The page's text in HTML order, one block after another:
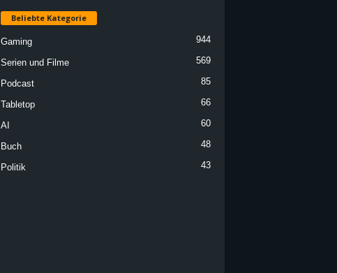
Beliebte Kategorie
Gaming 944
Serien und Filme 569
Podcast 85
Tabletop 66
AI 60
Buch 48
Politik 43